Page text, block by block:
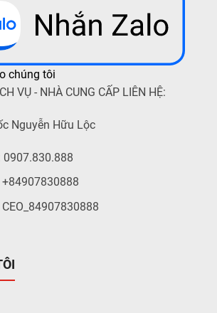
chúng tôi
VỤ - NHÀ CUNG CẤP LIÊN HỆ:
Nguyễn Hữu Lộc
0907.830.888